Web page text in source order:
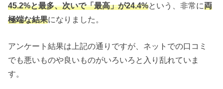
45.2%と最多、次いで「最高」が24.4%という、非常に両
極端な結果になりました。
アンケート結果は上記の通りですが、ネットでの口コミ
でも悪いものや良いものがいろいろと入り乱れていま
す。